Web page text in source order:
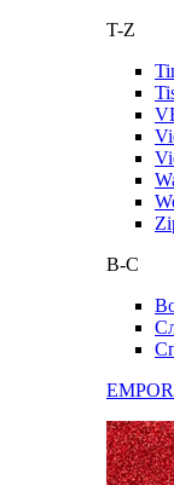
T-Z
В-С